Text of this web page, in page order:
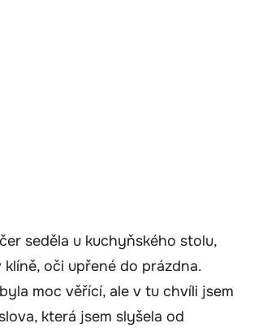
seděla u kuchyňského stolu,
klíně, oči upřené do prázdna.
moc věřící, ale v tu chvíli jsem
která jsem slyšela od